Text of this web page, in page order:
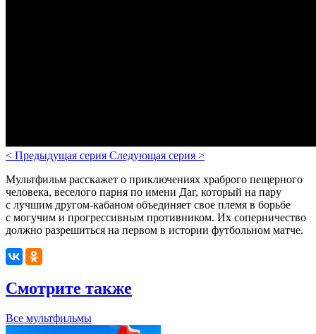
< Предыдущая серия Следующая серия >
Мультфильм расскажет о приключениях храброго пещерного
человека, веселого парня по имени Даг, который на пару
с лучшим другом-кабаном объединяет свое племя в борьбе
с могучим и прогрессивным противником. Их соперничество
должно разрешиться на первом в истории футбольном матче.
Смотрите также
Все мультфильмы